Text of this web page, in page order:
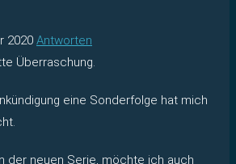
2020 Antworten
Überraschung.
eine Sonderfolge hat mich
der neuen Serie, möchte ich auch